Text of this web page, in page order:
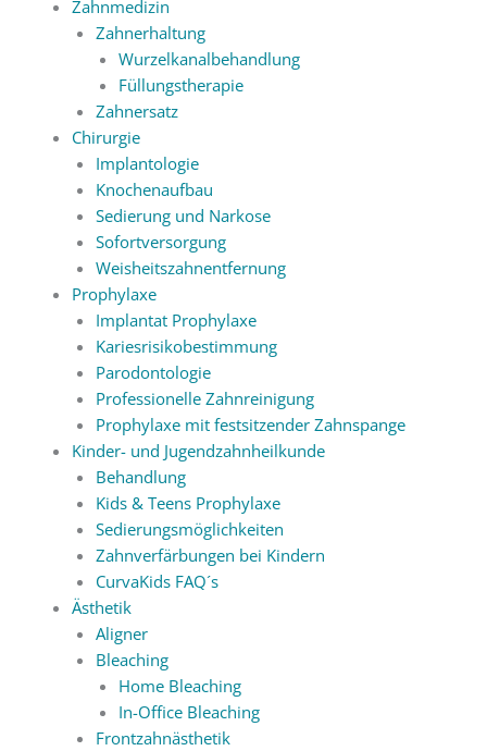
Zahnmedizin
Zahnerhaltung
Wurzelkanalbehandlung
Füllungstherapie
Zahnersatz
Chirurgie
Implantologie
Knochenaufbau
Sedierung und Narkose
Sofortversorgung
Weisheitszahnentfernung
Prophylaxe
Implantat Prophylaxe
Kariesrisikobestimmung
Parodontologie
Professionelle Zahnreinigung
Prophylaxe mit festsitzender Zahnspange
Kinder- und Jugendzahnheilkunde
Behandlung
Kids & Teens Prophylaxe
Sedierungsmöglichkeiten
Zahnverfärbungen bei Kindern
CurvaKids FAQ´s
Ästhetik
Aligner
Bleaching
Home Bleaching
In-Office Bleaching
Frontzahnästhetik